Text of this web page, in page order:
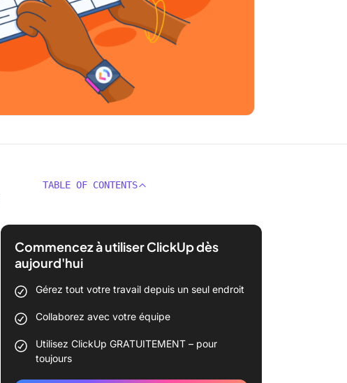
TABLE OF CONTENTS
Commencez à utiliser ClickUp dès
aujourd'hui
Gérez tout votre travail depuis un seul endroit
Collaborez avec votre équipe
Utilisez ClickUp GRATUITEMENT – pour
toujours